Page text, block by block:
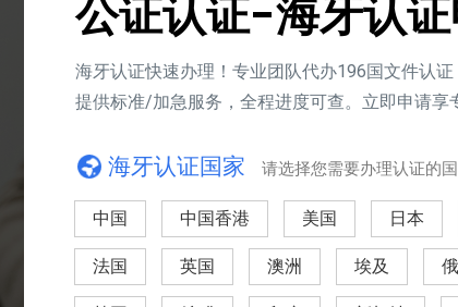
公证认证-海牙认
海牙认证快速办理！专业团队代办196国文件认证
提供标准/加急服务，全程进度可查。立即申请享
海牙认证国家 请选择您需要办理认证的
中国 中国香港 美国 日本
法国 英国 澳洲 埃及